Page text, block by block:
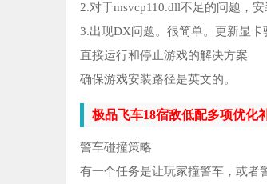
2.对于msvcp110.dll不足的问题，
3.出现DX问题。很简单。更新显卡
直接运行和停止游戏的解决方案
确保游戏安装路径是英文的。
极品飞车18宿敌低配多项优化
警车碰撞策略
有一个任务是让玩家撞警车，或者